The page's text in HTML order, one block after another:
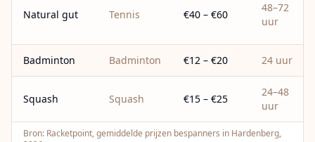
Natural gut Tennis €40 – €60
48–72
uur
Badminton Badminton €12 – €20 24 uur
Squash Squash €15 – €25
24–48
uur
Bron: Racketpoint, gemiddelde prijzen bespanners in Hardenberg,